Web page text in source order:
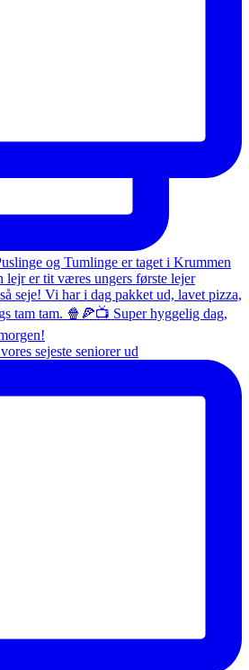
sejeste seniorer ud